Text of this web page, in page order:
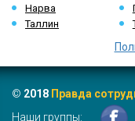
Нарва
Таллин
© 2018 Правда
Наши группы: